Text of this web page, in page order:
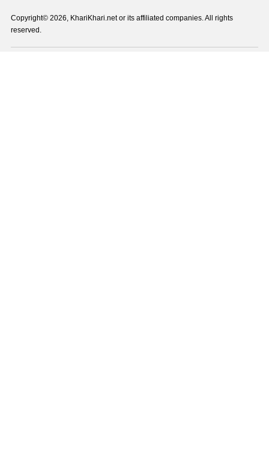
Copyright© 2026, KhariKhari.net or its affiliated companies. All rights
reserved.